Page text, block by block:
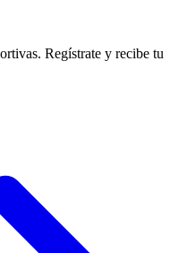
Regístrate y recibe tu